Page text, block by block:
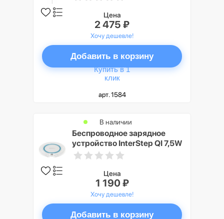
Цена
2 475 ₽
Хочу дешевле!
Добавить в корзину
Купить в 1
клик
арт. 1584
Беспроводное зарядное
устройство InterStep QI 7,5W
White/Blue Stripe
В наличии
Цена
1 190 ₽
Хочу дешевле!
Добавить в корзину